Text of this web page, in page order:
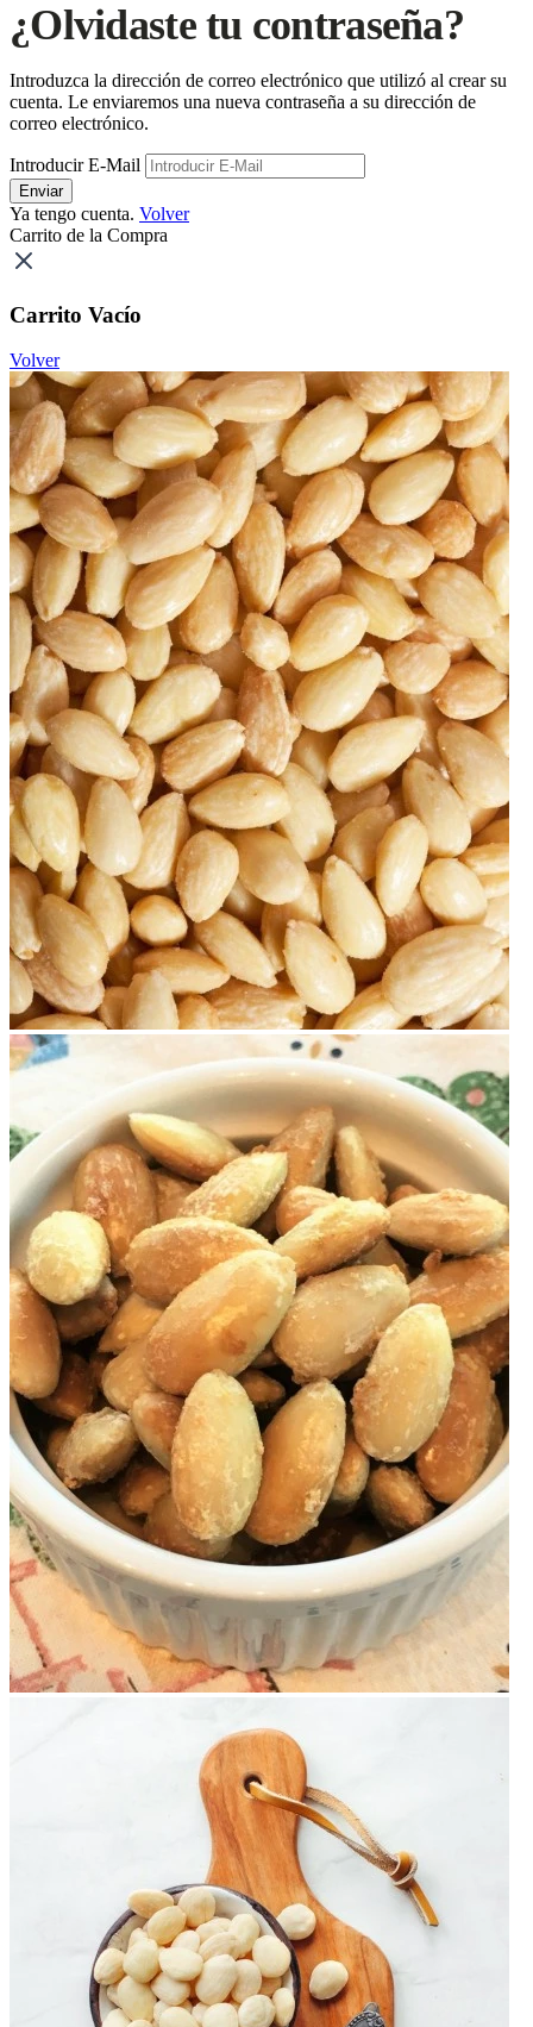
¿Olvidaste tu contraseña?
Introduzca la dirección de correo electrónico que utilizó al crear su
cuenta. Le enviaremos una nueva contraseña a su dirección de
correo electrónico.
Introducir E-Mail
Enviar
Ya tengo cuenta. Volver
Carrito de la Compra
Carrito Vacío
Volver